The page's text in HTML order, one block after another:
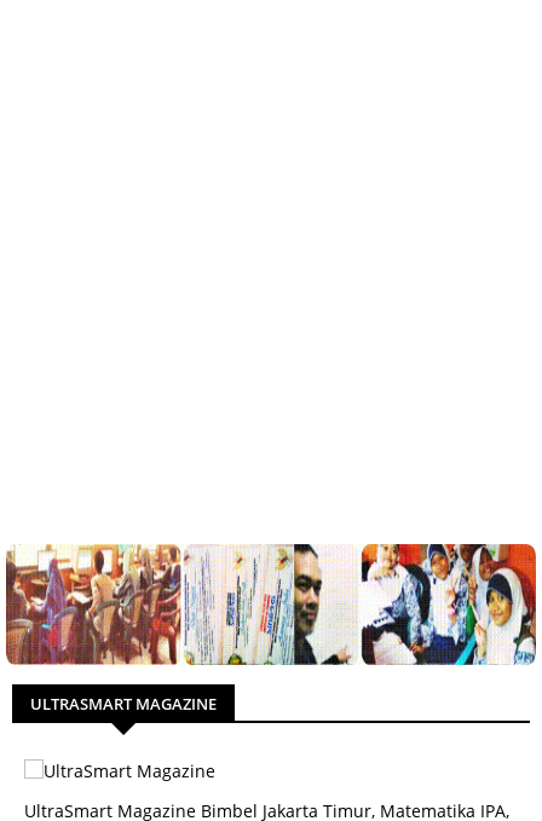
ULTRASMART MAGAZINE
UltraSmart Magazine Bimbel Jakarta Timur, Matematika IPA,